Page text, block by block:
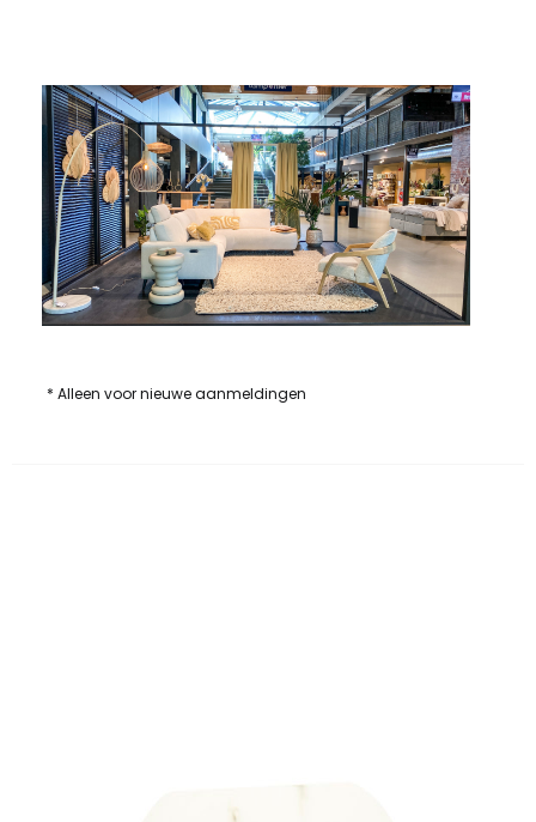
* Alleen voor nieuwe aanmeldingen